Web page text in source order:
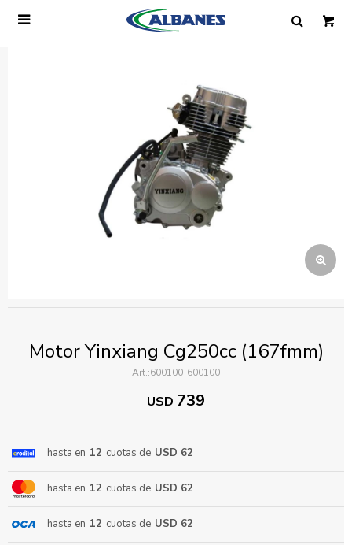

Motor Yinxiang Cg250cc (167fmm)
600100-600100
USD 739
hasta en 12 cuotas de USD 62
hasta en 12 cuotas de USD 62
hasta en 12 cuotas de USD 62
Correo electrónico
ENVIAR